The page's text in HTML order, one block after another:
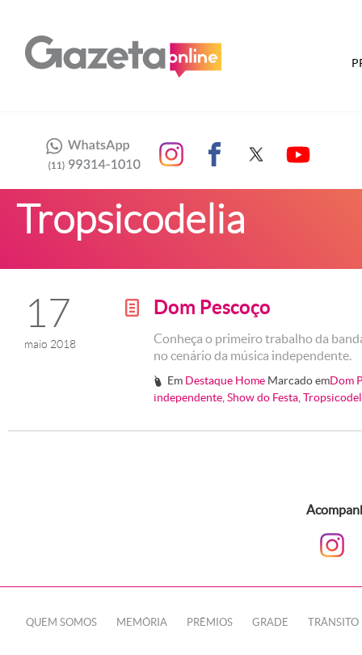
Tropsicodelia
17
maio 2018
g Dom Pescoço
Conheça o primeiro trabalho da
no cenário da música independente.
# Em Destaque Home Marcado emDom
independente Show do Festa
QUEM SOMOS MEMÓRIA PRÊMIOS GRADE TRÂNSITO